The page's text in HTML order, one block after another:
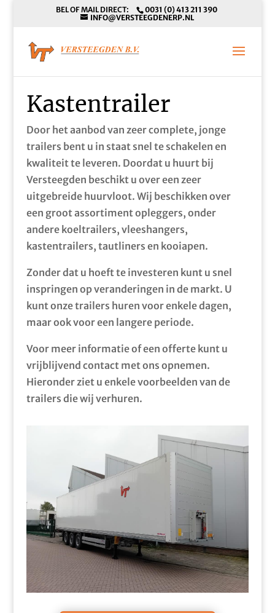
BEL OF MAIL DIRECT:
0031 (0) 413 211 390
INFO@VERSTEEGDENERP.NL
Kastentrailer
Door het aanbod van zeer complete, jonge
trailers bent u in staat snel te schakelen en
kwaliteit te leveren. Doordat u huurt bij
Versteegden beschikt u over een zeer
uitgebreide huurvloot. Wij beschikken over
een groot assortiment opleggers, onder
andere koeltrailers, vleeshangers,
kastentrailers, tautliners en kooiapen.
Zonder dat u hoeft te investeren kunt u snel
inspringen op veranderingen in de markt. U
kunt onze trailers huren voor enkele dagen,
maar ook voor een langere periode.
Voor meer informatie of een offerte kunt u
vrijblijvend contact met ons opnemen.
Hieronder ziet u enkele voorbeelden van de
trailers die wij verhuren.